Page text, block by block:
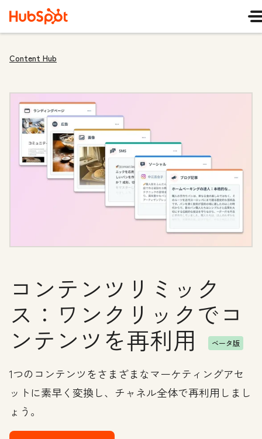
Content Hub
コンテンツリミック
ス：ワンクリックでコ
ンテンツを再利用 ベータ版
1つのコンテンツをさまざまなマーケティングアセ
ットに素早く変換し、チャネル全体で再利用しまし
ょう。